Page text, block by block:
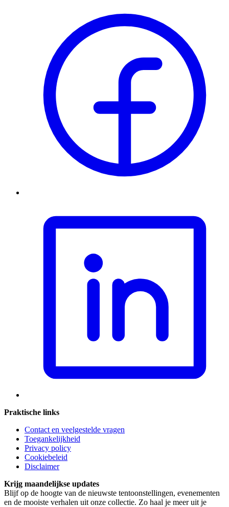
Praktische links
Contact en veelgestelde vragen
Toegankelijkheid
Privacy policy
Cookiebeleid
Disclaimer
Krijg maandelijkse updates
Blijf op de hoogte van de nieuwste tentoonstellingen, evenementen
en de mooiste verhalen uit onze collectie. Zo haal je meer uit je